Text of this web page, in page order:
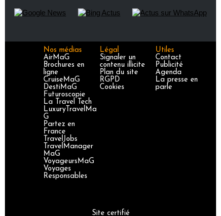
Nos médias
AirMaG
Brochures en
ligne
CruiseMaG
DestiMaG
Futuroscopie
La Travel Tech
LuxuryTravelMa
G
Partez en
France
TravelJobs
TravelManager
MaG
VoyageursMaG
Voyages
Responsables
Légal
Signaler un
contenu illicite
Plan du site
RGPD
Cookies
Utiles
Contact
Publicité
Agenda
La presse en
parle
Site certifié